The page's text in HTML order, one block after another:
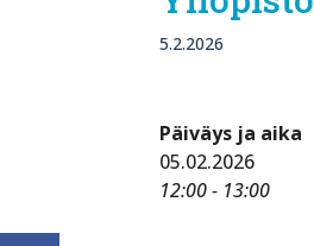
5.2.2026
Päiväys ja aika
05.02.2026
12:00 - 13:00